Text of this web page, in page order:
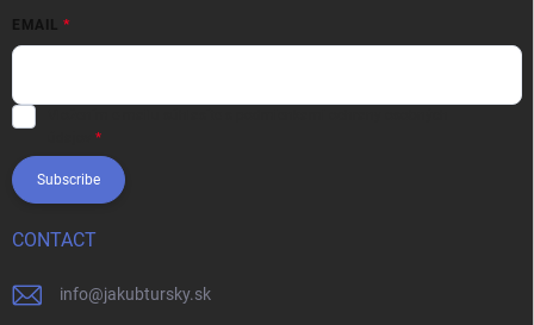
EMAIL
Subscribe
CONTACT
info@jakubtursky.sk